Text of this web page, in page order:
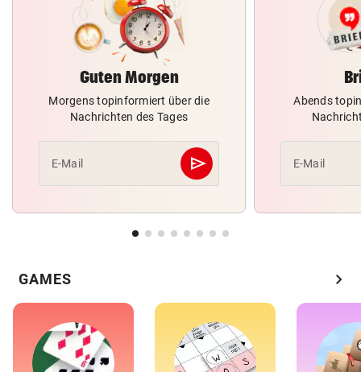
Guten Morgen
Morgens topinformiert über die
Nachrichten des Tages
E-Mail send
Abschicken
Abends
E-Mail
GAMES chevron_right